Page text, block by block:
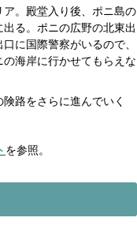
。殿堂入り後、ポニ島の
出る。ポニの広野の北東出
に国際警察がいるので、
海岸に行かせてもらえな
路をさらに進んでいく
を参照。